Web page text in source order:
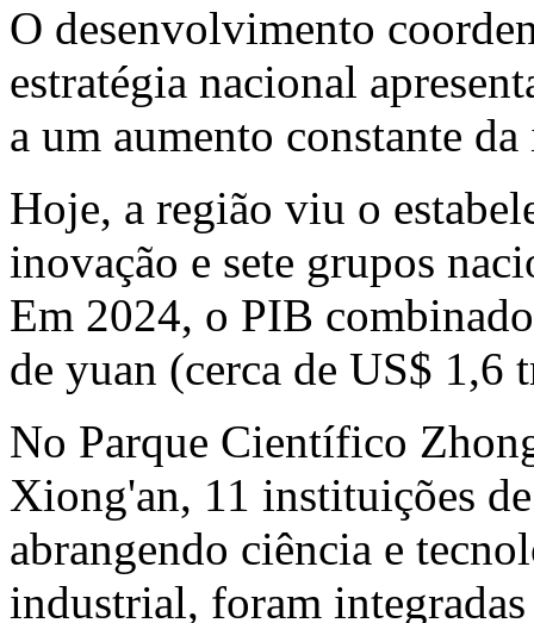
O desenvolvimento
estratégia nacional
a um aumento constante
Hoje, a região viu o
inovação e sete grupos
Em 2024, o PIB
de yuan (cerca de US$ 1,6
No Parque Científico
Xiong'an, 11 instituições
abrangendo ciência e
industrial, foram